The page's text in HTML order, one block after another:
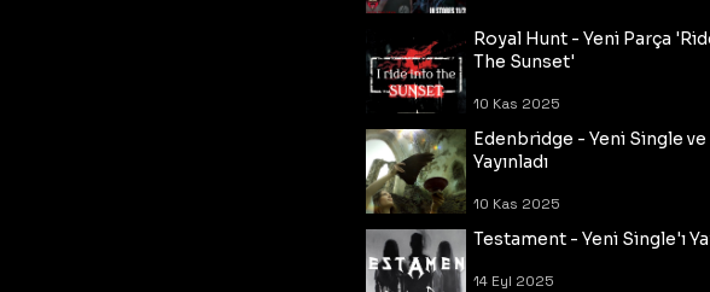
Royal Hunt - Yeni Parça
The Sunset'
10 Kas 2025
Edenbridge - Yeni Single
Yayınladı
10 Kas 2025
Testament - Yeni Single'ı
14 Eyl 2025